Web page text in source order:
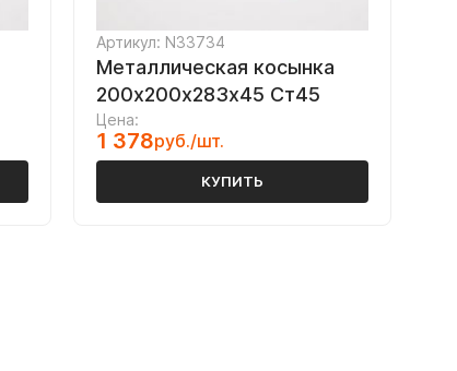
Артикул: N33734
Металлическая косынка
200х200х283х45 Ст45
Цена:
1 378руб./шт.
КУПИТЬ